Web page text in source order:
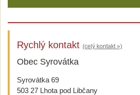
Rychlý kontakt (celý kontakt »)
Obec Syrovátka
Syrovátka 69
503 27 Lhota pod Libčany